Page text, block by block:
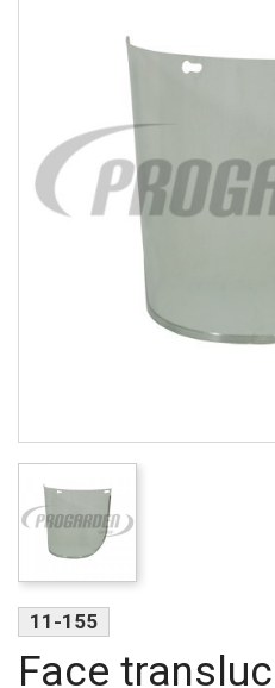
11-155
Face